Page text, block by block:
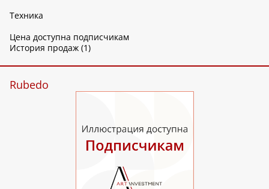
Техника
Цена доступна подписчикам
История продаж (1)
Rubedo